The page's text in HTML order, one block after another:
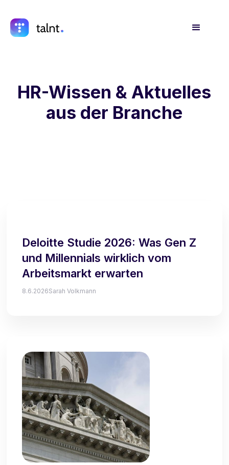
HR-Wissen & Aktuelles
aus der Branche
Deloitte Studie 2026: Was Gen Z
und Millennials wirklich vom
Arbeitsmarkt erwarten
8.6.2026Sarah Volkmann